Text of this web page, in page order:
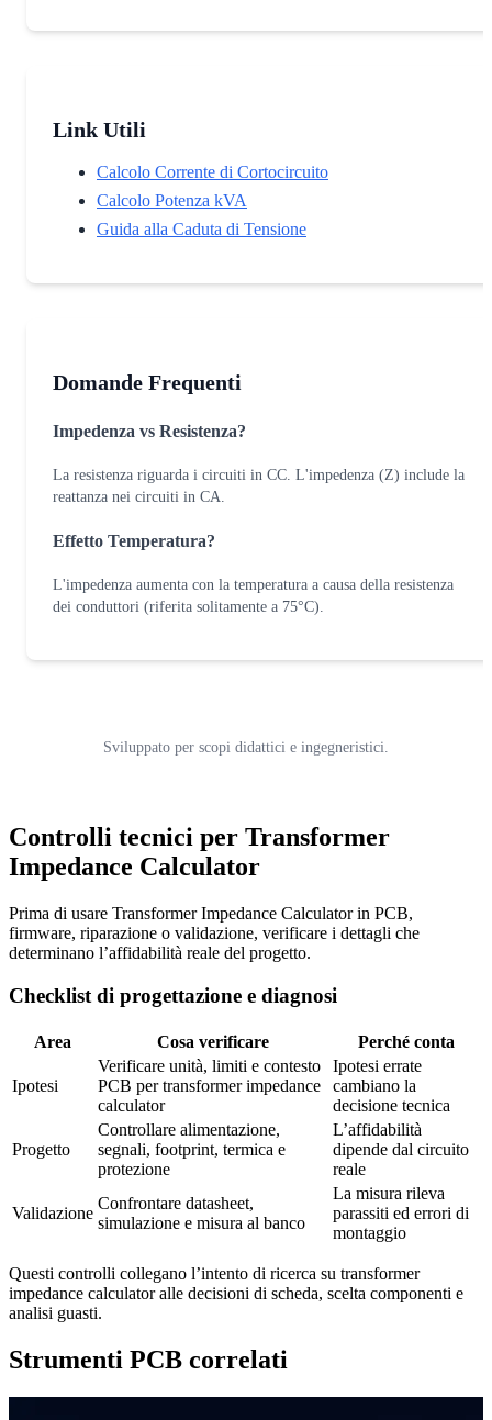
Link Utili
Calcolo Corrente di Cortocircuito
Calcolo Potenza kVA
Guida alla Caduta di Tensione
Domande Frequenti
Impedenza vs Resistenza?
La resistenza riguarda i circuiti in CC. L'impedenza (Z) include la
reattanza nei circuiti in CA.
Effetto Temperatura?
L'impedenza aumenta con la temperatura a causa della resistenza
dei conduttori (riferita solitamente a 75°C).
Sviluppato per scopi didattici e ingegneristici.
Controlli tecnici per Transformer
Impedance Calculator
Prima di usare Transformer Impedance Calculator in PCB,
firmware, riparazione o validazione, verificare i dettagli che
determinano l’affidabilità reale del progetto.
Checklist di progettazione e diagnosi
Area Cosa verificare Perché conta
Ipotesi
Verificare unità, limiti e contesto
PCB per transformer impedance
calculator
Ipotesi errate
cambiano la
decisione tecnica
Progetto
Controllare alimentazione,
segnali, footprint, termica e
protezione
L’affidabilità
dipende dal circuito
reale
Validazione
Confrontare datasheet,
simulazione e misura al banco
La misura rileva
parassiti ed errori di
montaggio
Questi controlli collegano l’intento di ricerca su transformer
impedance calculator alle decisioni di scheda, scelta componenti e
analisi guasti.
Strumenti PCB correlati